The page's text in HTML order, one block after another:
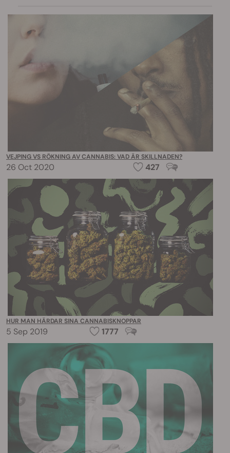
VEJPING VS RÖKNING AV CANNABIS: VAD ÄR SKILLNADEN?
26 Oct 2020 427
HUR MAN HÄRDAR SINA CANNABISKNOPPAR
5 Sep 2019 1777